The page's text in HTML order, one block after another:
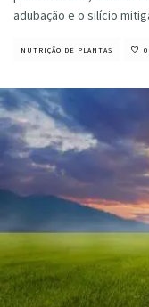
adubação e o silício
NUTRIÇÃO DE PLANTAS 0